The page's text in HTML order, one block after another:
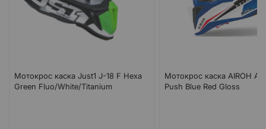
Mотокрос каска Just1 J-18 F Hexa
Green Fluo/White/Titanium
Мотокрос каска AIROH
Push Blue Red Gloss